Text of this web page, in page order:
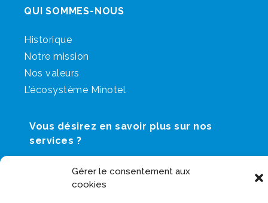
Gérer le consentement aux
cookies
QUI SOMMES-NOUS
Historique
Notre mission
Nos valeurs
L’écosystème Minotel
Vous désirez en savoir plus sur nos
services ?
CONTACTEZ-NOUS